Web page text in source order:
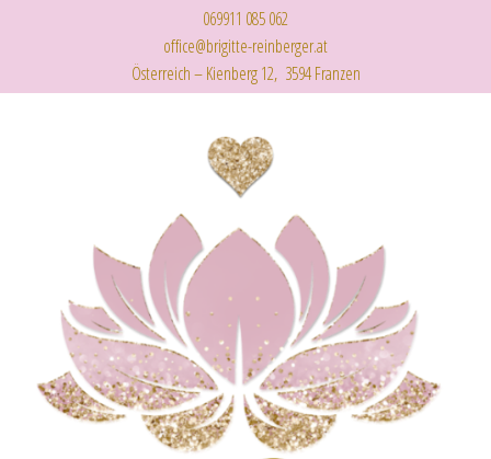
069911 085 062
office@brigitte-reinberger.at
Österreich – Kienberg 12, 3594 Franzen